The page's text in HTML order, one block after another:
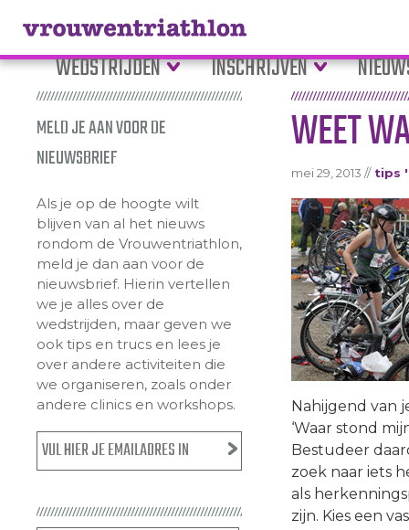
WEDSTRIJDEN INSCHRIJVEN
MELD JE AAN VOOR DE
NIEUWSBRIEF
Als je op de hoogte wilt
blijven van al het nieuws
rondom de Vrouwentriathlon,
meld je dan aan voor de
nieuwsbrief. Hierin vertellen
we je alles over de
wedstrijden, maar geven we
ook tips en trucs en lees je
over andere activiteiten die
we organiseren, zoals onder
andere clinics en workshops.
WEET
mei 29, 2013 // tips
Nahijgend van
‘Waar stond
Bestudeer
zoek naar iets
als
zijn. Kies een